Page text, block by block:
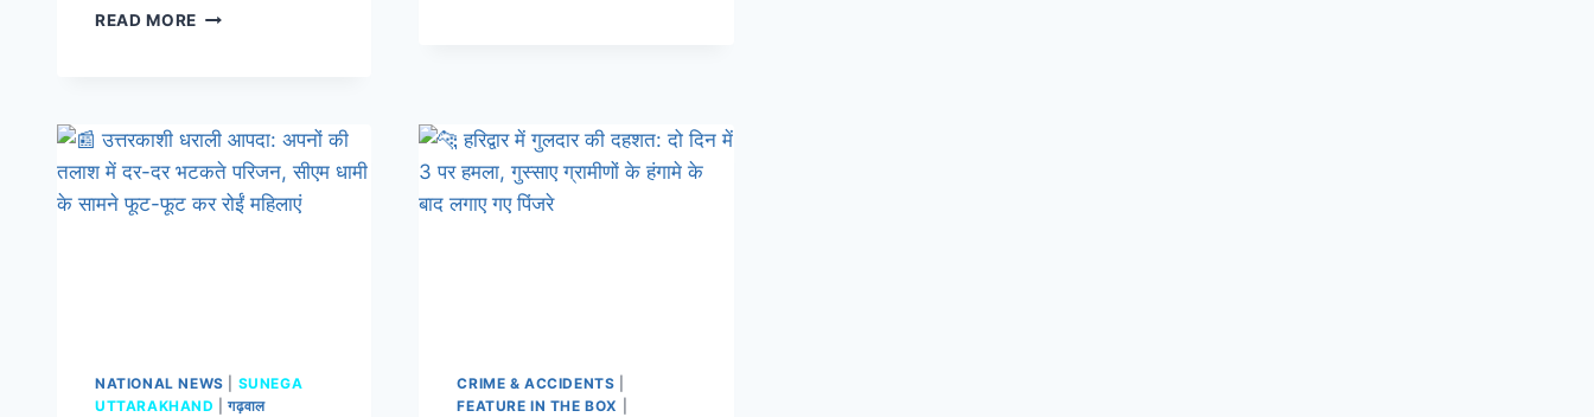
READ MORE
NATIONAL NEWS
SUNEGA
UTTARAKHAND
|गढ़वाल
CRIME & ACCIDENTS
FEATURE IN THE BOX